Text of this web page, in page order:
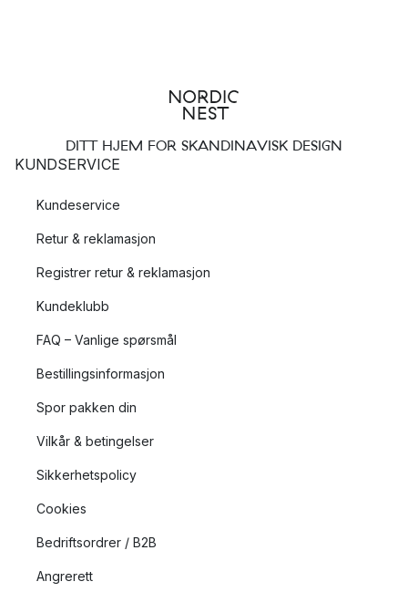
DITT HJEM FOR SKANDINAVISK DESIGN
KUNDSERVICE
Kundeservice
Retur & reklamasjon
Registrer retur & reklamasjon
Kundeklubb
FAQ – Vanlige spørsmål
Bestillingsinformasjon
Spor pakken din
Vilkår & betingelser
Sikkerhetspolicy
Cookies
Bedriftsordrer / B2B
Angrerett